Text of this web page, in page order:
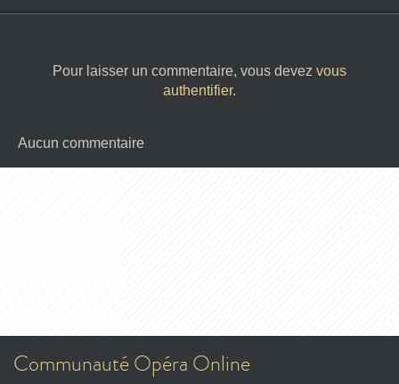
Pour laisser un commentaire, vous devez vous
authentifier.
Aucun commentaire
Communauté Opéra Online